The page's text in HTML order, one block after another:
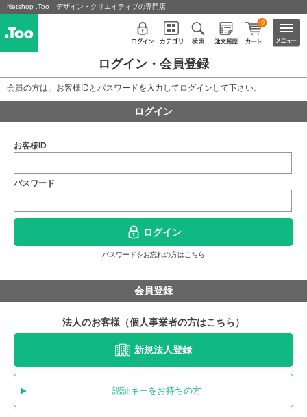
Netshop .Too デザイン・クリエイティブの専門店
0
ログイン・会員登録
会員の方は、お客様IDとパスワードを入力してログインして下さい。
ログイン
お客様ID
パスワード
ログイン
パスワードをお忘れの方はこちら
会員登録
法人のお客様（個人事業者の方はこちら）
新規法人登録
認証キーをお持ちの方